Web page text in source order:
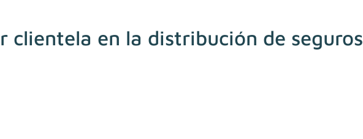
clientela en la distribución de seguros